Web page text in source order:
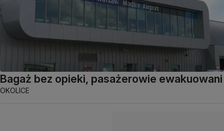
Bagaż bez opieki, pasażerowie ewakuowani
OKOLICE